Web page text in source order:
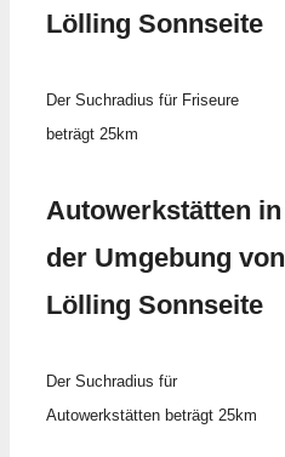
Lölling Sonnseite
Der Suchradius für Friseure
beträgt 25km
Autowerkstätten in
der Umgebung von
Lölling Sonnseite
Der Suchradius für
Autowerkstätten beträgt 25km